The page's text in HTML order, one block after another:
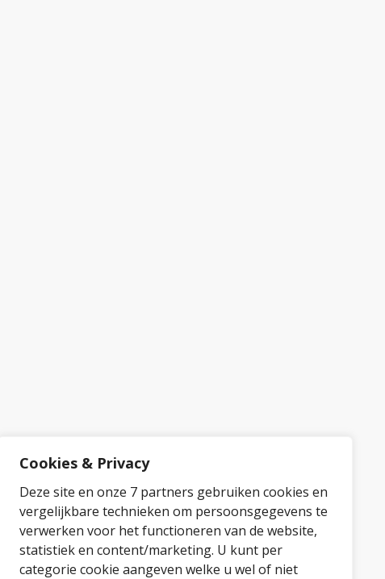
Cookies & Privacy
Deze site en onze 7 partners gebruiken cookies en
vergelijkbare technieken om persoonsgegevens te
verwerken voor het functioneren van de website,
statistiek en content/marketing. U kunt per
categorie cookie aangeven welke u wel of niet